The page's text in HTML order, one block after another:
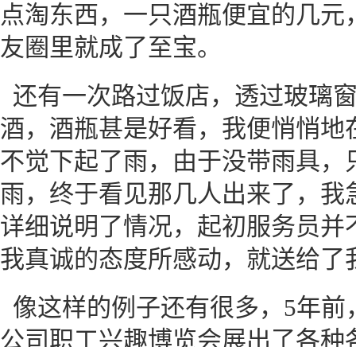
点淘东西，一只酒瓶便宜的几
友圈里就成了至宝。
还有一次路过饭店，透过玻璃
酒，酒瓶甚是好看，我便悄悄地
不觉下起了雨，由于没带雨具
雨，终于看见那几人出来了，
详细说明了情况，起初服务员
我真诚的态度所感动，就送给了
像这样的例子还有很多，5年
公司职工兴趣博览会展出了各